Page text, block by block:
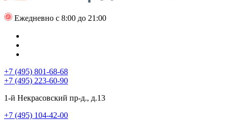
Ежедневно с 8:00 до 21:00
+7 (495) 801-68-68
+7 (495) 223-60-90
1-й Некрасовский пр-д., д.13
+7 (495) 104-42-00